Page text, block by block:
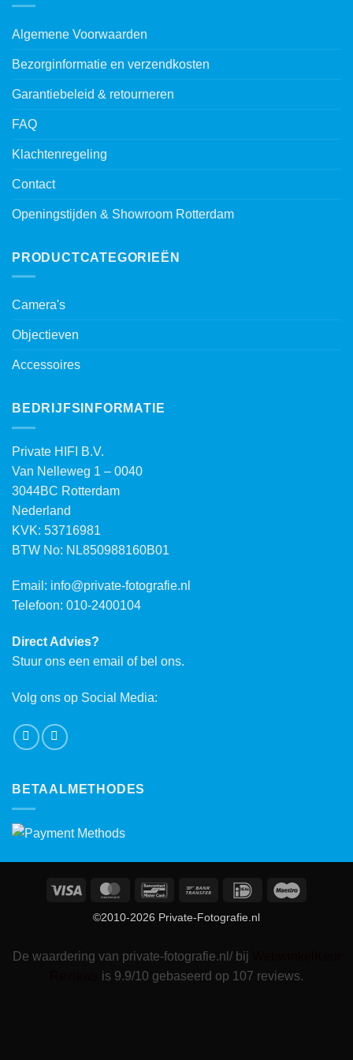
Algemene Voorwaarden
Bezorginformatie en verzendkosten
Garantiebeleid & retourneren
FAQ
Klachtenregeling
Contact
Openingstijden & Showroom Rotterdam
PRODUCTCATEGORIEËN
Camera's
Objectieven
Accessoires
BEDRIJFSINFORMATIE
Private HIFI B.V.
Van Nelleweg 1 – 0040
3044BC Rotterdam
Nederland
KVK: 53716981
BTW No: NL850988160B01
Email: info@private-fotografie.nl
Telefoon: 010-2400104
Direct Advies?
Stuur ons een email of bel ons.
Volg ons op Social Media:
BETAALMETHODES
Visa MasterCardBancontactBank
IDeal
©2010-2026 Private-Fotografie.nl
De waardering van private-fotografie.nl/ bij
is 9.9/10 gebaseerd op 107 reviews.